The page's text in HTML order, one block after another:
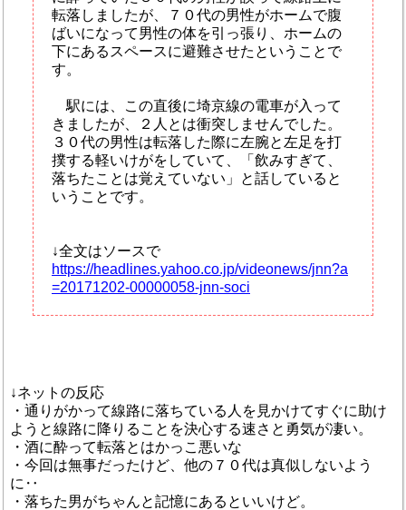
転落しましたが、７０代の男性がホームで腹
ばいになって男性の体を引っ張り、ホームの
下にあるスペースに避難させたということで
す。
駅には、この直後に埼京線の電車が入って
きましたが、２人とは衝突しませんでした。
３０代の男性は転落した際に左腕と左足を打
撲する軽いけがをしていて、「飲みすぎて、
落ちたことは覚えていない」と話していると
いうことです。
↓全文はソースで
https://headlines.yahoo.co.jp/videonews/jnn?a
=20171202-00000058-jnn-soci
↓ネットの反応
・通りがかって線路に落ちている人を見かけてすぐに助け
ようと線路に降りることを決心する速さと勇気が凄い。
・酒に酔って転落とはかっこ悪いな
・今回は無事だったけど、他の７０代は真似しないよう
に‥
・落ちた男がちゃんと記憶にあるといいけど。